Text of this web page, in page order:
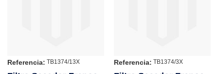
Referencia: TB1374/13X Referencia: TB1374/3X